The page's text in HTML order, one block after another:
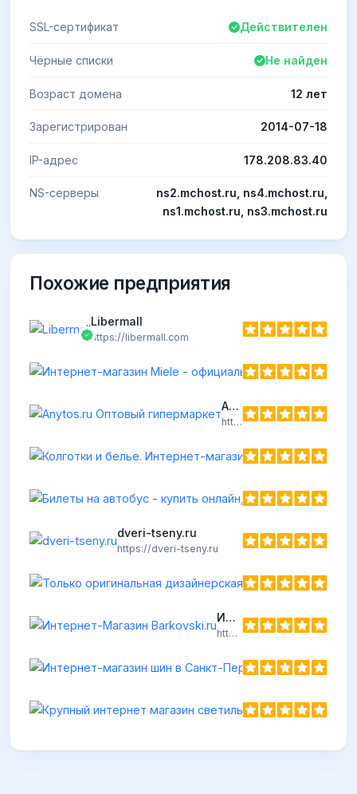
SSL-сертификат Действителен
Чёрные списки Не найден
Возраст домена 12 лет
Зарегистрирован 2014-07-18
IP-адрес 178.208.83.40
NS-серверы
ns2.mchost.ru, ns4.mchost.ru,
ns1.mchost.ru, ns3.mchost.ru
Похожие предприятия
Libermall
https://libermall.com
Anytos.ru Оптовый гипермаркет
https://anytos.ru
https://
dveri-tseny.ru
https://dveri-tseny.ru
Интернет-Магазин Barkovski.ru
https://barkovski.ru
https://